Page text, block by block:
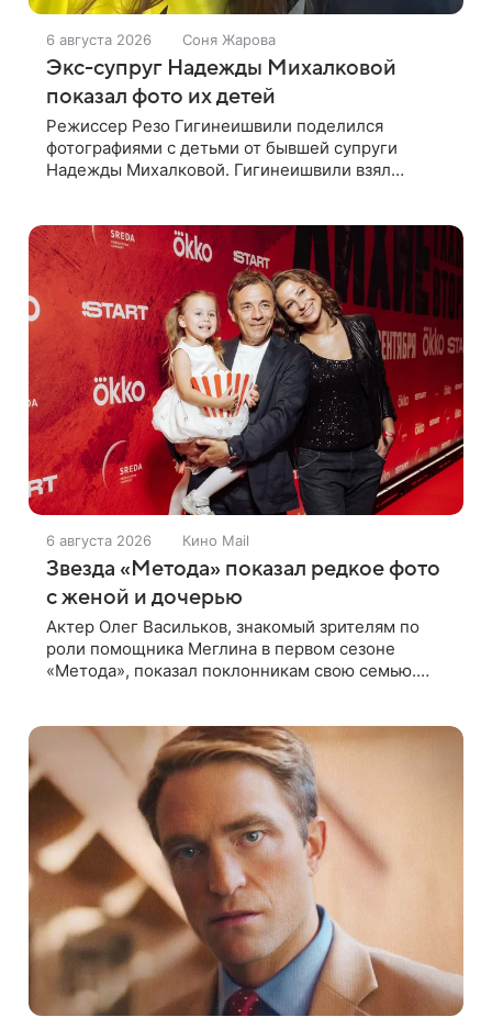
6 августа 2026 Соня Жарова
Экс-супруг Надежды Михалковой
показал фото их детей
Режиссер Резо Гигинеишвили поделился
фотографиями с детьми от бывшей супруги
Надежды Михалковой. Гигинеишвили взял
поездке
6 августа 2026 Кино Mail
Звезда «Метода» показал редкое фото
с женой и дочерью
Актер Олег Васильков, знакомый зрителям по
роли помощника Меглина в первом сезоне
«Метода», показал поклонникам свою семью.